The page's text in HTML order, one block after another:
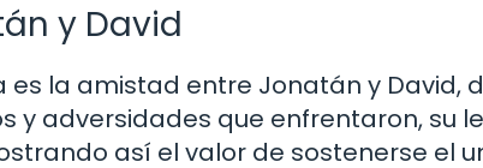
y David
la amistad entre Jonatán y David,
y adversidades que enfrentaron, su
así el valor de sostenerse el